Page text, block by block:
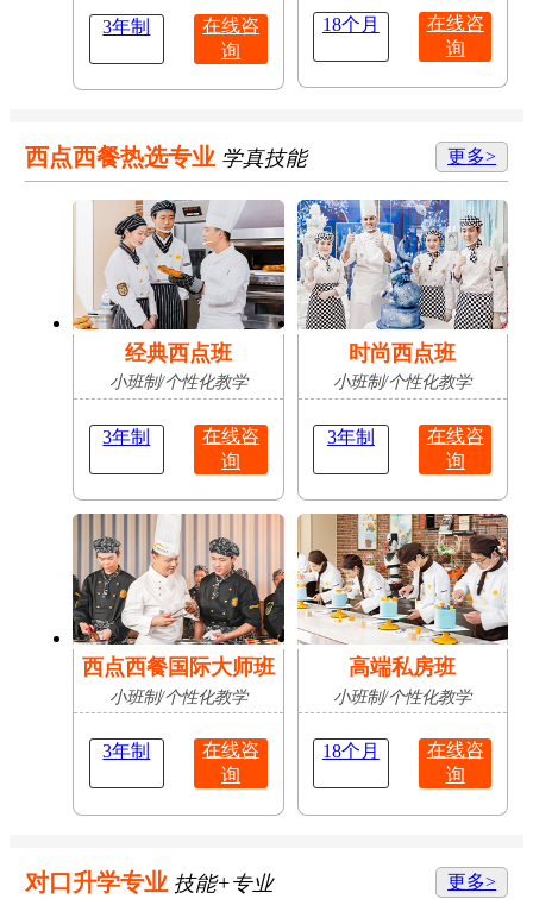
3年制
在线咨
询
18个月
在线咨
询
西点西餐热选专业 学真技能 更多>
经典西点班
小班制/个性化教学
3年制
在线咨
询
时尚西点班
小班制/个性化教学
3年制
在线咨
询
西点西餐国际大师班
小班制/个性化教学
3年制
在线咨
询
高端私房班
小班制/个性化教学
18个月
在线咨
询
对口升学专业 技能+专业 更多>